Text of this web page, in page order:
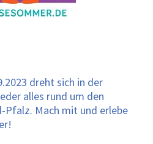
dreht sich in der
alles rund um den
Pfalz. Mach mit und erlebe